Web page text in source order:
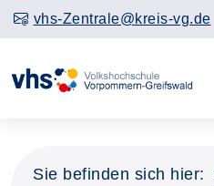
vhs-Zentrale@kreis-vg.de
Sie befinden sich hier: